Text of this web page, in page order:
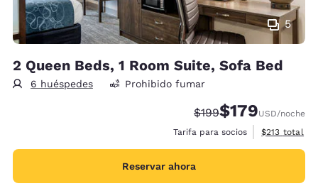
5
2 Queen Beds, 1 Room Suite, Sofa Bed
6 huéspedes Prohibido fumar
Precio tachado:
$199Precio con
$179USD/noche
Tarifa para socios
Ver detalles
$213 total
Reservar ahora